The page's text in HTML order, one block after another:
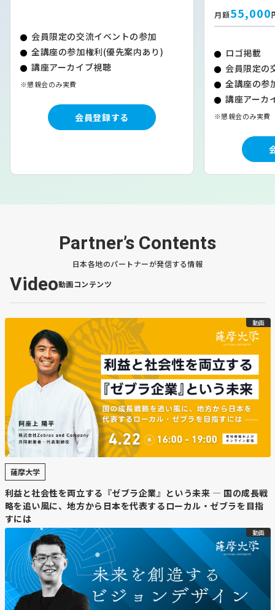
会員限定の交流イベントの参加
全講座の参加権利(優先案内あり)
講座アーカイブ視聴
※懇親会のみ実費
会員登録する
月額55,000
ロゴ掲載
会員限定の
全講座の参
講座アーカ
※懇親会のみ実費
Partner’s Contents
日本各地のパートナーが発信する情報
Video動画コンテンツ
動画
薩摩大学
利益と社会性を両立する『ゼブラ企業』という未来 — 国の成長戦
略を追い風に、地方から日本を代表するローカル・ゼブラを目指
すには
動画